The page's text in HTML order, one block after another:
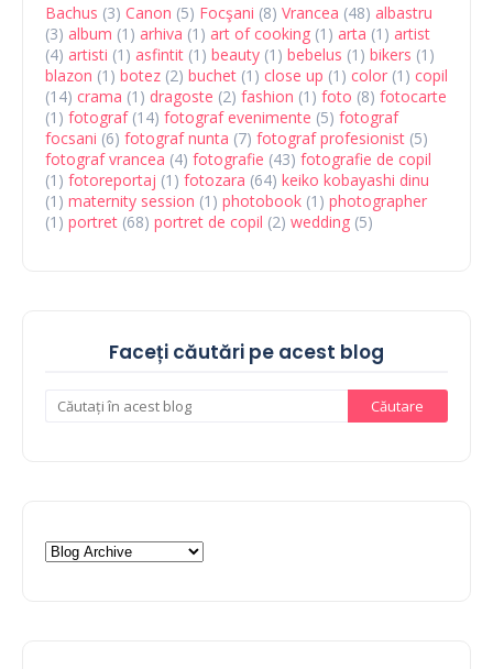
Bachus (3) Canon (5) Focşani (8) Vrancea (48) albastru
(3) album (1) arhiva (1) art of cooking (1) arta (1) artist
(4) artisti (1) asfintit (1) beauty (1) bebelus (1) bikers (1)
blazon (1) botez (2) buchet (1) close up (1) color (1) copil
(14) crama (1) dragoste (2) fashion (1) foto (8) fotocarte
(1) fotograf (14) fotograf evenimente (5) fotograf
focsani (6) fotograf nunta (7) fotograf profesionist (5)
fotograf vrancea (4) fotografie (43) fotografie de copil
(1) fotoreportaj (1) fotozara (64) keiko kobayashi dinu
(1) maternity session (1) photobook (1) photographer
(1) portret (68) portret de copil (2) wedding (5)
Faceți căutări pe acest blog